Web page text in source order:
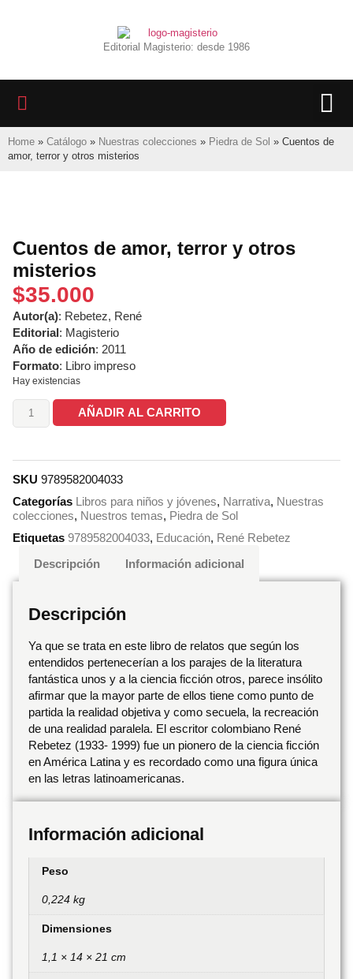
Editorial Magisterio: desde 1986
Home » Catálogo » Nuestras colecciones » Piedra de Sol » Cuentos de
amor, terror y otros misterios
Cuentos de amor, terror y otros
misterios
$35.000
Autor(a): Rebetez, René
Editorial: Magisterio
Año de edición: 2011
Formato: Libro impreso
Hay existencias
AÑADIR AL CARRITO
SKU 9789582004033
Categorías Libros para niños y jóvenes, Narrativa, Nuestras
colecciones, Nuestros temas, Piedra de Sol
Etiquetas 9789582004033, Educación, René Rebetez
Descripción
Información adicional
Descripción
Ya que se trata en este libro de relatos que según los
entendidos pertenecerían a los parajes de la literatura
fantástica unos y a la ciencia ficción otros, parece insólito
afirmar que la mayor parte de ellos tiene como punto de
partida la realidad objetiva y como secuela, la recreación
de una realidad paralela. El escritor colombiano René
Rebetez (1933- 1999) fue un pionero de la ciencia ficción
en América Latina y es recordado como una figura única
en las letras latinoamericanas.
Información adicional
Peso
0,224 kg
Dimensiones
1,1 × 14 × 21 cm